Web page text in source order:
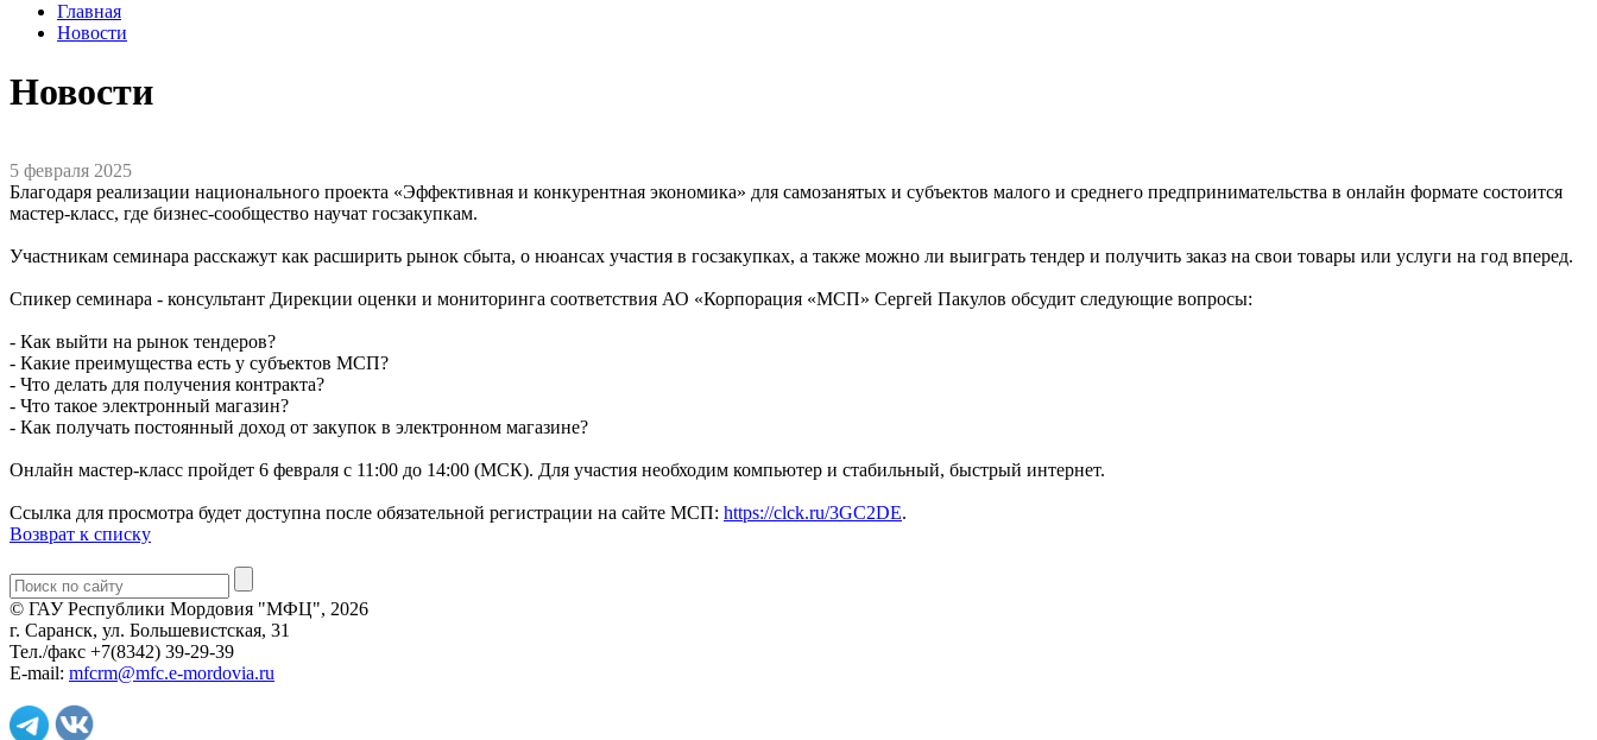
Главная
Новости
Новости
5 февраля 2025
Благодаря реализации национального проекта «Эффективная и конкурентная экономика» для самозанятых и субъектов малого и среднего предпринимательства в онлайн формате состоится
мастер-класс, где бизнес-сообщество научат госзакупкам.
Участникам семинара расскажут как расширить рынок сбыта, о нюансах участия в госзакупках, а также можно ли выиграть тендер и получить заказ на свои товары или услуги на год вперед.
Спикер семинара - консультант Дирекции оценки и мониторинга соответствия АО «Корпорация «МСП» Сергей Пакулов обсудит следующие вопросы:
- Как выйти на рынок тендеров?
- Какие преимущества есть у субъектов МСП?
- Что делать для получения контракта?
- Что такое электронный магазин?
- Как получать постоянный доход от закупок в электронном магазине?
Онлайн мастер-класс пройдет 6 февраля с 11:00 до 14:00 (МСК). Для участия необходим компьютер и стабильный, быстрый интернет.
Ссылка для просмотра будет доступна после обязательной регистрации на сайте МСП: https://clck.ru/3GC2DE.
Возврат к списку
© ГАУ Республики Мордовия "МФЦ", 2026
г. Саранск, ул. Большевистская, 31
Тел./факс +7(8342) 39-29-39
E-mail: mfcrm@mfc.e-mordovia.ru